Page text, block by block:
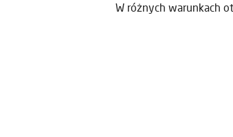
W różnych warunkach